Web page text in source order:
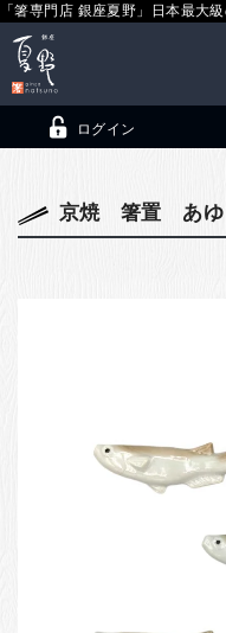
「箸専門店 銀座夏野」日本最大
ご利用ガイド
法人・飲食店のお客様
ログイン
京焼 箸置 あゆ